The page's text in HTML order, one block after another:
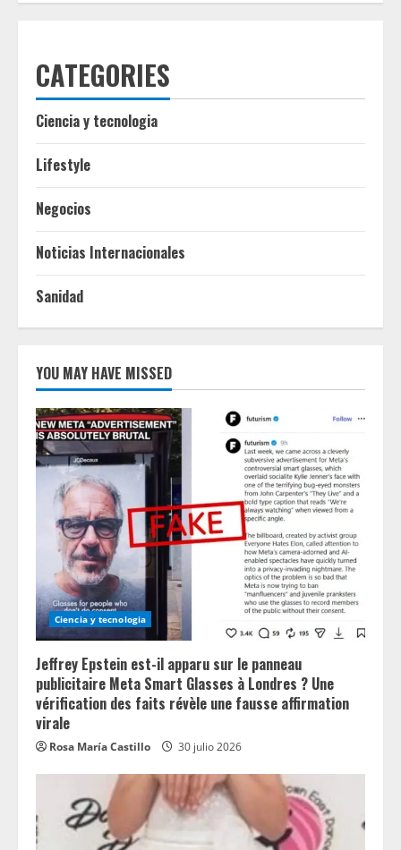
CATEGORIES
Ciencia y tecnologia
Lifestyle
Negocios
Noticias Internacionales
Sanidad
YOU MAY HAVE MISSED
Ciencia y tecnologia
Jeffrey Epstein est-il apparu sur le panneau
publicitaire Meta Smart Glasses à Londres ? Une
vérification des faits révèle une fausse affirmation
virale
Rosa María Castillo 30 julio 2026